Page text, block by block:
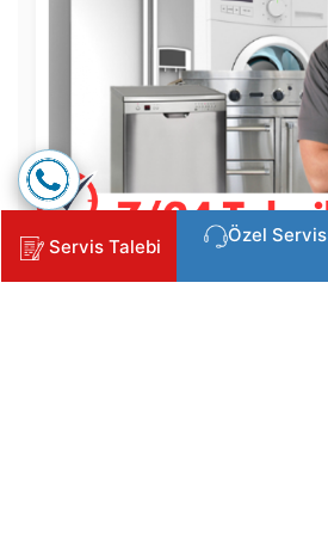
Servis Talebi
Özel Servis